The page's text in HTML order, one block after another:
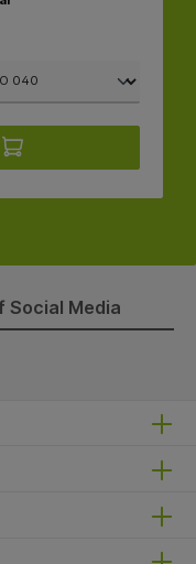
Social Media